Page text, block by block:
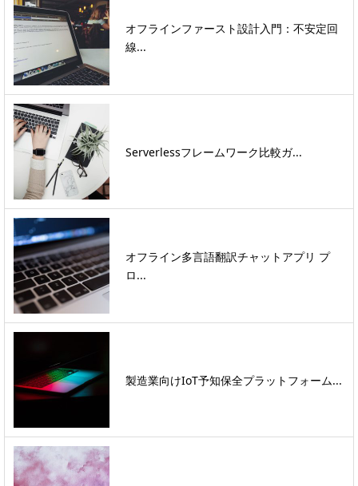
オフラインファースト設計入門：不安定回
線...
Serverlessフレームワーク比較ガ...
オフライン多言語翻訳チャットアプリ プ
ロ...
製造業向けIoT予知保全プラットフォーム...